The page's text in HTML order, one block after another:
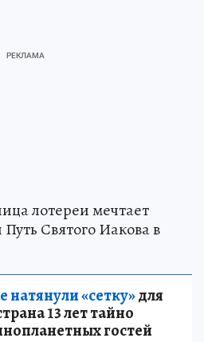
лотереи мечтает
Святого Иакова в
«сетку»для
13 лет тайно
гостей